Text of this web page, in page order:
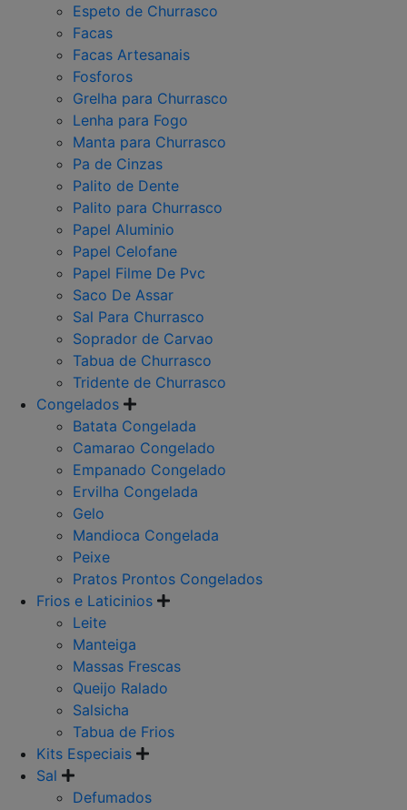
Espeto de Churrasco
Facas
Facas Artesanais
Fosforos
Grelha para Churrasco
Lenha para Fogo
Manta para Churrasco
Pa de Cinzas
Palito de Dente
Palito para Churrasco
Papel Aluminio
Papel Celofane
Papel Filme De Pvc
Saco De Assar
Sal Para Churrasco
Soprador de Carvao
Tabua de Churrasco
Tridente de Churrasco
Congelados
Batata Congelada
Camarao Congelado
Empanado Congelado
Ervilha Congelada
Gelo
Mandioca Congelada
Peixe
Pratos Prontos Congelados
Frios e Laticinios
Leite
Manteiga
Massas Frescas
Queijo Ralado
Salsicha
Tabua de Frios
Kits Especiais
Sal
Defumados